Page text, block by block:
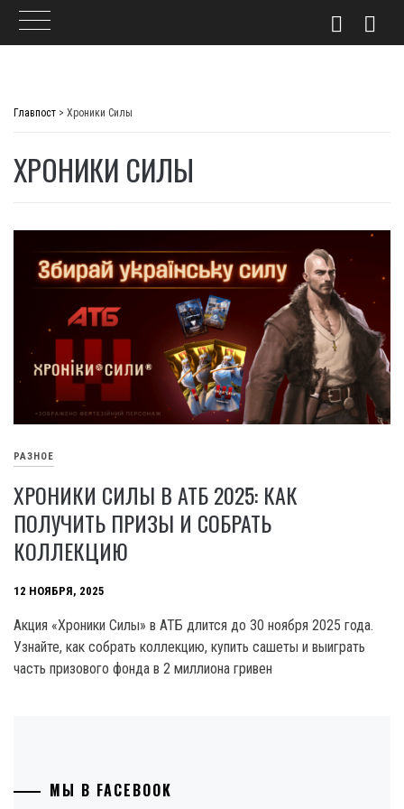
Главпост > Хроники Силы
ХРОНИКИ СИЛЫ
РАЗНОЕ
ХРОНИКИ СИЛЫ В АТБ 2025: КАК
ПОЛУЧИТЬ ПРИЗЫ И СОБРАТЬ
КОЛЛЕКЦИЮ
12 НОЯБРЯ, 2025
Акция «Хроники Силы» в АТБ длится до 30 ноября 2025 года.
Узнайте, как собрать коллекцию, купить сашеты и выиграть
часть призового фонда в 2 миллиона гривен
МЫ В FACEBOOK